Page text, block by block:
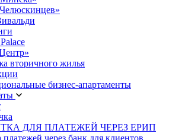
вторичного жилья
бизнес-апартаменты
ДЛЯ ПЛАТЕЖЕЙ ЧЕРЕЗ ЕРИП
через банк для клиентов